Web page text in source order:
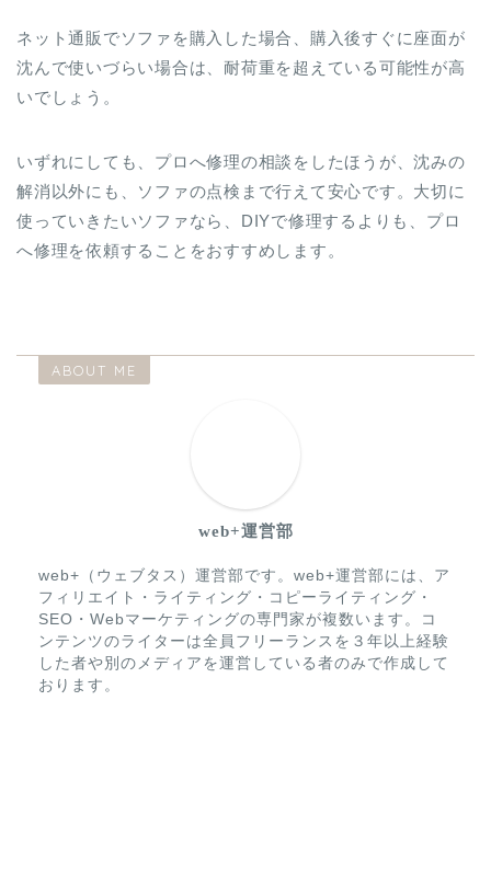
ネット通販でソファを購入した場合、購入後すぐに座面が
沈んで使いづらい場合は、耐荷重を超えている可能性が高
いでしょう。
いずれにしても、プロへ修理の相談をしたほうが、沈みの
解消以外にも、ソファの点検まで行えて安心です。大切に
使っていきたいソファなら、DIYで修理するよりも、プロ
へ修理を依頼することをおすすめします。
ABOUT ME
web+運営部
web+（ウェブタス）運営部です。web+運営部には、ア
フィリエイト・ライティング・コピーライティング・
SEO・Webマーケティングの専門家が複数います。コ
ンテンツのライターは全員フリーランスを３年以上経験
した者や別のメディアを運営している者のみで作成して
おります。